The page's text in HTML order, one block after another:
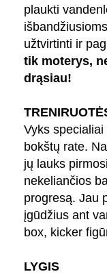
plaukti
išbandžiusioms
užtvirtinti ir
tik moterys,
drąsiau!
Vyks
bokštų rate.
jų lauks
nekeliančios
progresą. Jau
įgūdžius ant
box, kicker
LYGIS